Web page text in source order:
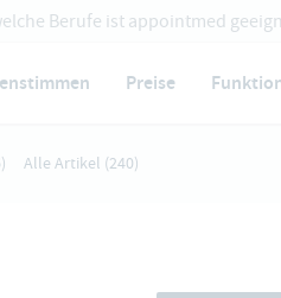
Berufe ist appointmed
Preise
Alle Artikel (240)